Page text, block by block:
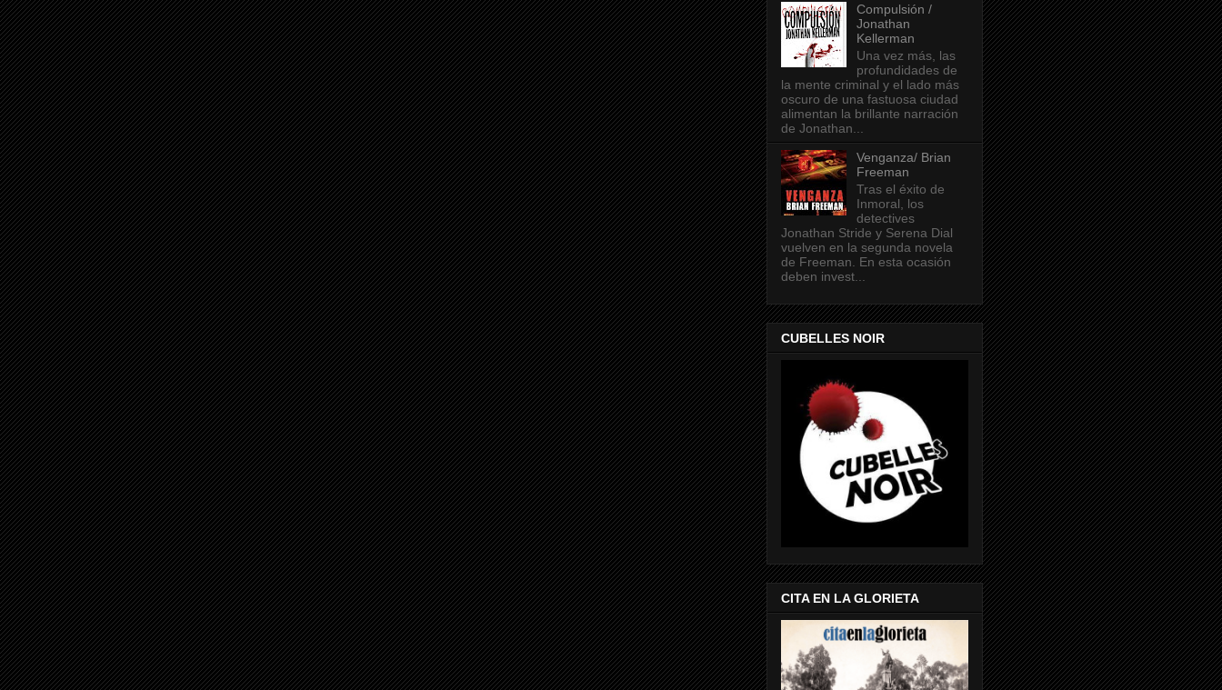
Compulsión /
Jonathan
Kellerman
Una vez más, las
profundidades de
la mente criminal y el lado más
oscuro de una fastuosa ciudad
alimentan la brillante narración
de Jonathan...
Venganza/ Brian
Freeman
Tras el éxito de
Inmoral, los
detectives
Jonathan Stride y Serena Dial
vuelven en la segunda novela
de Freeman. En esta ocasión
deben invest...
CUBELLES NOIR
CITA EN LA GLORIETA